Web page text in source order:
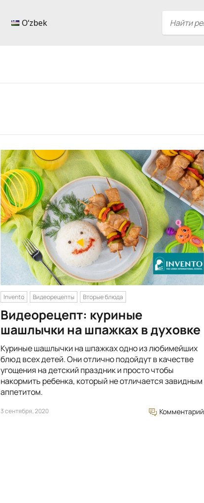
Oʻzbek
Invento Видеорецепты Вторые блюда
Видеорецепт: куриные
шашлычки на шпажках в духовке
Куриные шашлычки на шпажках одно из любимейших
блюд всех детей. Они отлично подойдут в качестве
угощения на детский праздник и просто чтобы
накормить ребенка, который не отличается завидным
аппетитом.
3 сентября, 2020 Комментарий